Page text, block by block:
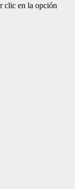
clic en la opción